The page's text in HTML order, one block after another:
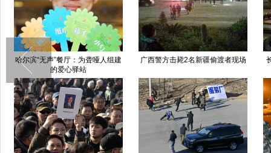
哈尔滨“无声”餐厅：为聋哑人组建
的爱心驿站
广西警方击毙2名新疆偷渡者现场 长